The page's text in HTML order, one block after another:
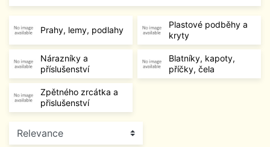
Prahy, lemy, podlahy
Plastové podběhy a
kryty
Nárazníky a
příslušenství
Blatníky, kapoty,
příčky, čela
Zpětného zrcátka a
přislušenství